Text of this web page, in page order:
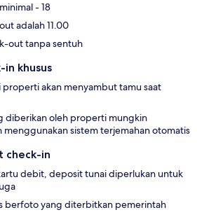
- 18
adalah 11.00
out tanpa sentuh
in khusus
properti akan menyambut tamu saat
diberikan oleh properti mungkin
menggunakan sistem terjemahan otomatis
check-in
debit, deposit tunai diperlukan untuk
berfoto yang diterbitkan pemerintah